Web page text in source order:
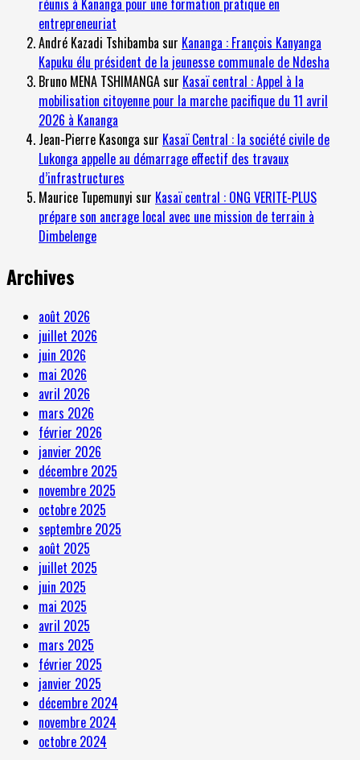
réunis à Kananga pour une formation pratique en
entrepreneuriat
André Kazadi Tshibamba sur Kananga : François Kanyanga
Kapuku élu président de la jeunesse communale de Ndesha
Bruno MENA TSHIMANGAsur Kasaï central : Appel à la
mobilisation citoyenne pour la marche pacifique du 11 avril
2026 à Kananga
Jean-Pierre Kasonga sur Kasaï Central : la société civile de
Lukonga appelle au démarrage effectif des travaux
d’infrastructures
Maurice Tupemunyi sur Kasaï central : ONG VERITE-PLUS
prépare son ancrage local avec une mission de terrain à
Dimbelenge
Archives
août 2026
juillet 2026
juin 2026
mai 2026
avril 2026
mars 2026
février 2026
janvier 2026
décembre 2025
novembre 2025
octobre 2025
septembre 2025
août 2025
juillet 2025
juin 2025
mai 2025
avril 2025
mars 2025
février 2025
janvier 2025
décembre 2024
novembre 2024
octobre 2024